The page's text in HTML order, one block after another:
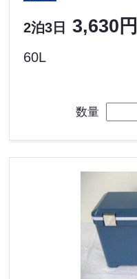
2泊3日 3,630円
60L
数量